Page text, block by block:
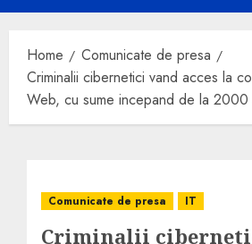
Menu
Home
Comunicate de presa
Criminalii cibernetici vand acces la
Web, cu sume incepand de la 2000
Comunicate de presa IT
Criminalii